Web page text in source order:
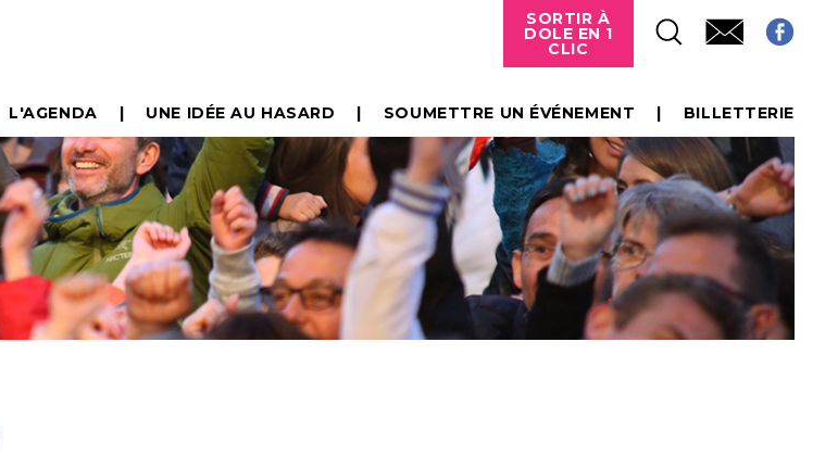
SORTIR À
DOLE EN 1
CLIC
L'AGENDA UNE IDÉE AU HASARD SOUMETTRE UN ÉVÉNEMENT BILLETTERIE